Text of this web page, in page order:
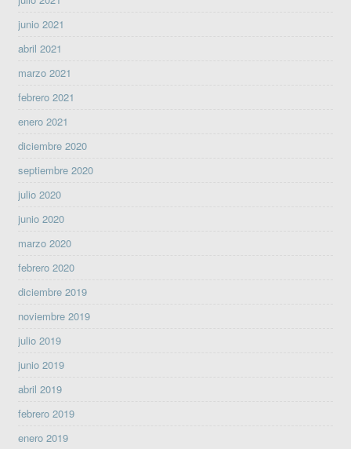
junio 2021
abril 2021
marzo 2021
febrero 2021
enero 2021
diciembre 2020
septiembre 2020
julio 2020
junio 2020
marzo 2020
febrero 2020
diciembre 2019
noviembre 2019
julio 2019
junio 2019
abril 2019
febrero 2019
enero 2019